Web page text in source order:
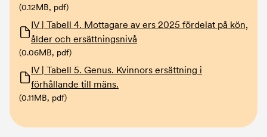
(0.12MB, pdf)
Dokument
IV | Tabell 4. Mottagare av ers 2025 fördelat på kön,
ålder och ersättningsnivå
(0.06MB, pdf)
Dokument
IV | Tabell 5. Genus. Kvinnors ersättning i
förhållande till mäns.
(0.11MB, pdf)